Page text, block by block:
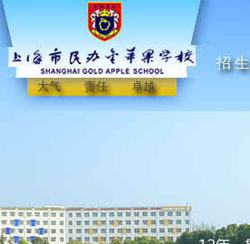
大气 责任 卓越
招 生